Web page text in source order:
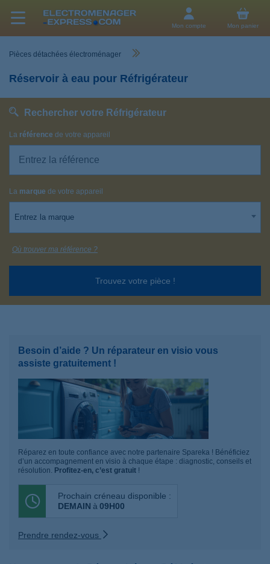
Mon compte Mon panier
Pièces détachées électroménager
Réservoir à eau pour Réfrigérateur
Rechercher votre Réfrigérateur
La référence de votre appareil
La marque de votre appareil
Entrez la marque
Trouvez votre pièce !
Où trouver ma référence ?
Besoin d’aide ? Un réparateur en visio vous
assiste gratuitement !
Réparez en toute confiance avec notre partenaire Spareka ! Bénéficiez
d’un accompagnement en visio à chaque étape : diagnostic, conseils et
résolution. Profitez-en, c’est gratuit !
Prochain créneau disponible :
DEMAIN à 09H00
Prendre rendez-vous